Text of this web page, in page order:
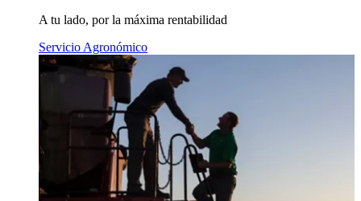
A tu lado, por la máxima rentabilidad
Servicio Agronómico